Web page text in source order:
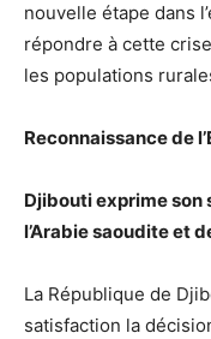
nouvelle étape dans
répondre à cette
les populations
Reconnaissance de
Djibouti exprime son
l’Arabie saoudite et
La République de
satisfaction la